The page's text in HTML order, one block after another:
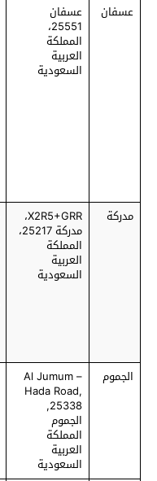
عسفان عسفان
25551،
المملكة
العربية
السعودية
مدركة X2R5+GRR،
مدركة 25217،
المملكة
العربية
السعودية
الجموم Al Jumum –
Hada Road,
25338,
الجموم
المملكة
العربية
السعودية